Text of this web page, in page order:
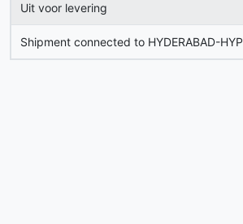
Uit voor levering
Shipment connected to HYDERABAD-HYP